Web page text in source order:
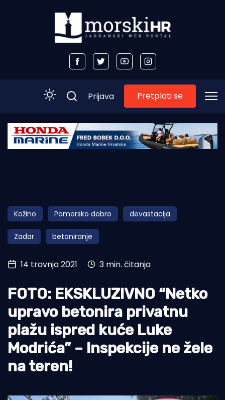
Početna
Obala
Otoci
Turizam i nautika
Pomorstvo
Tradicija i kultura
Prijava Pretplati se
Kožino Pomorsko dobro devastacija
Zadar betoniranje
14 travnja 2021 3 min. čitanja
FOTO: EKSKLUZIVNO “Netko
upravo betonira privatnu
plažu ispred kuće Luke
Modrića” – Inspekcije ne žele
na teren!